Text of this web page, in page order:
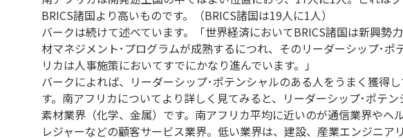
BRICS諸国より高いものです。（BRICS諸国は19人に1人）
バークは続けて述べています。「世界経済においてBRICS諸国は新興勢
材マネジメント･プログラムが成熟するにつれ、そのリーダーシップ･ポ
リカは人事施策においてすでにかなり進んでいます。」
バークによれば、リーダーシップ･ポテンシャルのある人をうまく獲得
す。南アフリカについてより詳しく見てみると、リーダーシップ･ポテン
素材業界（化学、金属）です。南アフリカ平均に近いのが通信業界やヘ
レジャーなどの顧客サービス業界。低い業界は、建設、産業エンジニア